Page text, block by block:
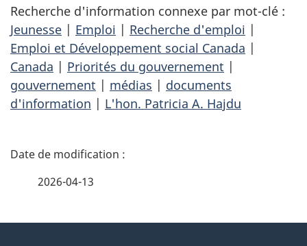
Recherche d'information connexe par mot-clé :
Jeunesse | Emploi | Recherche d'emploi |
Emploi et Développement social Canada |
Canada | Priorités du gouvernement |
gouvernement | médias | documents
d'information | L'hon. Patricia A. Hajdu
D
2026-04-13